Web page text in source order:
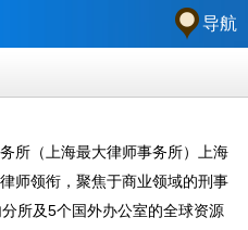
导航
所（上海最大律师事务所）上海
师领衔，聚焦于商业领域的刑事
所及5个国外办公室的全球资源